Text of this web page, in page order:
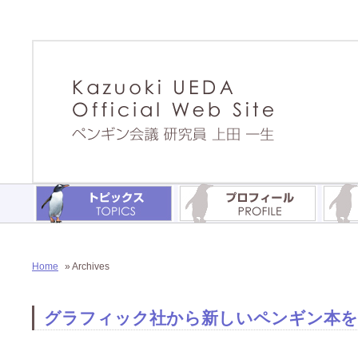
Home » Archives
グラフィック社から新しいペンギン本